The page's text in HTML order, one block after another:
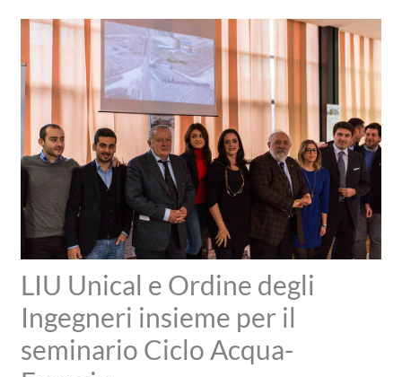
LIU Unical e Ordine degli
Ingegneri insieme per il
seminario Ciclo Acqua-